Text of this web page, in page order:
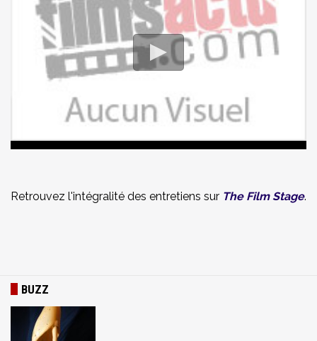
Retrouvez l'intégralité des entretiens sur The Film Stage.
BUZZ